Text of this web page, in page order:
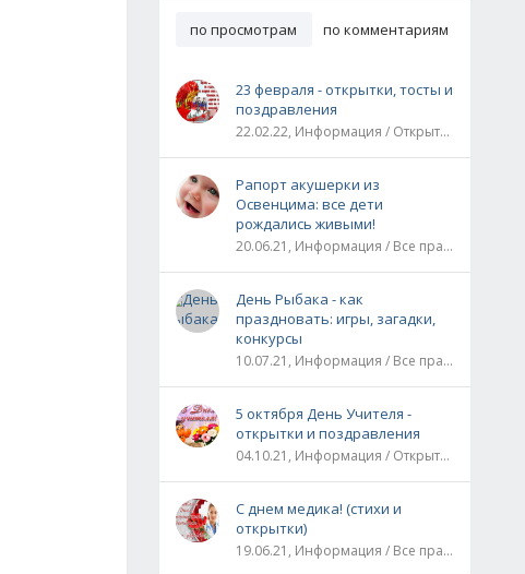
по просмотрам по комментариям
23 февраля - открытки, тосты и
поздравления
22.02.22, Информация / Открытки / Все праздники
Рапорт акушерки из
Освенцима: все дети
рождались живыми!
20.06.21, Информация / Все праздники / Рассказы и истории
День Рыбака - как
праздновать: игры, загадки,
конкурсы
10.07.21, Информация / Все праздники
5 октября День Учителя -
открытки и поздравления
04.10.21, Информация / Открытки / Все праздники
С днем медика! (стихи и
открытки)
19.06.21, Информация / Все праздники